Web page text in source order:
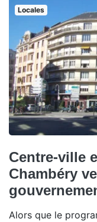
Locales
Centre-ville
Chambéry
Alors que le